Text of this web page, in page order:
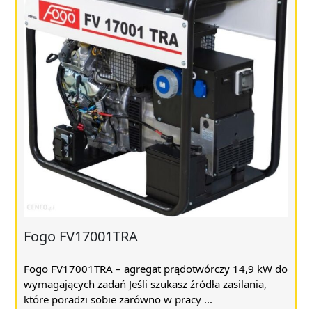
Fogo FV17001TRA
Fogo FV17001TRA – agregat prądotwórczy 14,9 kW do
wymagających zadań Jeśli szukasz źródła zasilania,
które poradzi sobie zarówno w pracy ...